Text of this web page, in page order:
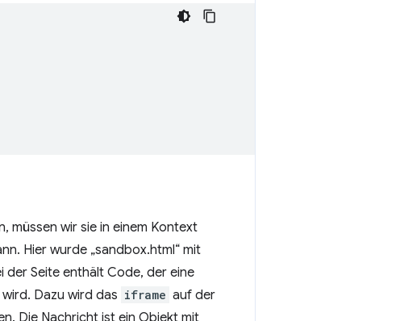
müssen wir sie in einem Kontext
Hier wurde „sandbox.html“ mit
der Seite enthält Code, der eine
Dazu wird das iframe auf der
Die Nachricht ist ein Objekt mit